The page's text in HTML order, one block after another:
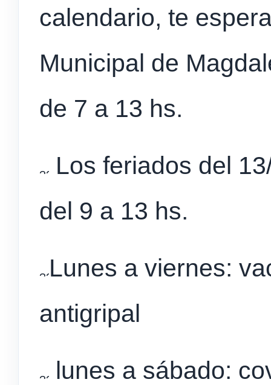
calendario, te
Municipal de
de 7 a 13 hs.
Los feriados del
del 9 a 13 hs.
Lunes a viernes:
antigripal
lunes a sábado: